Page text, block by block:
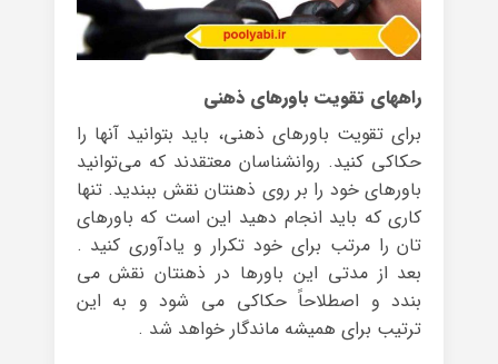
راههای تقویت باورهای ذهنی
برای تقویت باورهای ذهنی، باید بتوانید آنها را
حکاکی کنید. روانشناسان معتقدند که می‌توانید
باورهای خود را بر روی ذهنتان نقش ببندید. تنها
کاری که باید انجام دهید این است که باورهای
تان را مرتب برای خود تکرار و یادآوری کنید .
بعد از مدتی این باورها در ذهنتان نقش می
بندد و اصطلاحاً حکاکی می شود و به این
ترتیب برای همیشه ماندگار خواهد شد .